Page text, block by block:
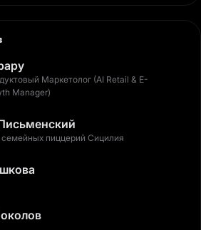
Маркетолог (AI Retail & E-
Manager)
пиццерий Сицилия